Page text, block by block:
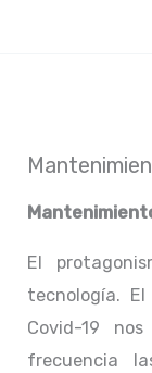
El
tecnología.
Covid-19
frecuencia